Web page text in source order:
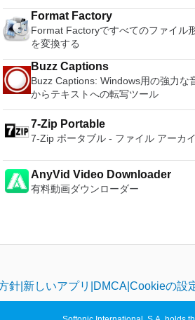
such as the paragraph adjustment
and multiple tabbed feature. It also
a PDF converter, spell check and
count feature. WPS Office 2016
Personal Edition supports switching
language UI,File Roaming and Docer
online templates. Key features include:
Presentation Multimedia presentations
creator. Spreadsheets Powerful tool
data processing and analysis. 100%
compatible with MS Office document
types (.docx, .pptx, .xlsx, etc.).
Thousands of free document
he Writer program. It has an Office to
PDF converter, automatic spell
ラムで動作します。 Microsoft Office
Access 2007。 Microsoft Office Excel
2007。 Microsoft Office InfoPath
2007。 Microsoft Office OneNote
2007。 Microsoft Office PowerPoint
2007。 Microsoft Office Publisher
2007。 Microsoft Office Visio 2007。
Microsoft Office Word 2007。 2007
Microsoft Save as PDFまたはXPSアド
インは、2007 Microsoft Office
Microsoft Office systemソフトウェア
ライセンス条項の対象となります。 シ
ステム要件：サポートされているオペ
port connections. It also has a built-in
macro scripting language and some
other useful plugins. Key features
include: Automatically creates logs with
unique log names. Supports SSH,
standard telnet and serial ports.
Supports dec/digital/vt terminal
standards. Tera Term is a useful
application, which allows the
to any remote Telnet or SSH hosts. It
sports a clean and crisp layout that is
around and is also very light on system
resources. So, if you need a free
a good choice.
Format Factory
Format Factoryですべてのファイル
を変換する
Buzz Captions
Buzz Captions: Windows用の強力な
からテキストへの転写ツール
7-Zip Portable
7-Zip ポータブル - ファイル アーカ
AnyVid Video Downloader
有料動画ダウンローダー
針 新しいアプリ DMCA Cookieの設